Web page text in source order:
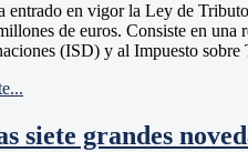
entrado en vigor la Ley de
de euros. Consiste en
(ISD) y al Impuesto
siete grandes